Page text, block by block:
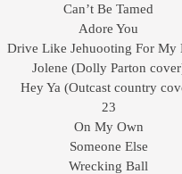
Can’t Be Tamed
Adore You
Drive Like Jehuooting For My
Jolene (Dolly Parton
Hey Ya (Outcast country
23
On My Own
Someone Else
Wrecking Ball